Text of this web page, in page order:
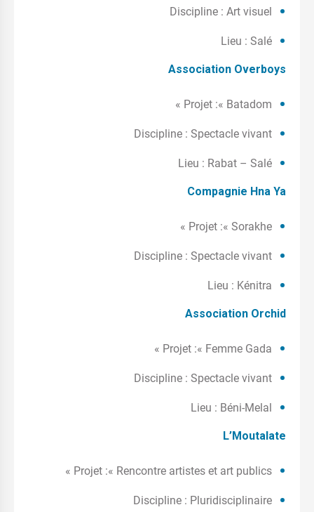
Discipline : Art visuel
Lieu : Salé
Association Overboys
Projet :« Batadom »
Discipline : Spectacle vivant
Lieu : Rabat – Salé
Compagnie Hna Ya
Projet :« Sorakhe »
Discipline : Spectacle vivant
Lieu : Kénitra
Association Orchid
Projet :« Femme Gada »
Discipline : Spectacle vivant
Lieu : Béni-Melal
L’Moutalate
Projet :« Rencontre artistes et art publics »
Discipline : Pluridisciplinaire